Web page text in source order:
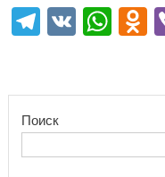
VK
Поиск